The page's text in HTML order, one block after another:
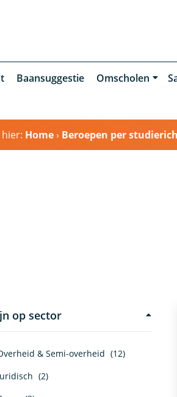
Baansuggestie Omscholen
Home› Beroepen per
op sector
& Semi-overheid (12)
(2)